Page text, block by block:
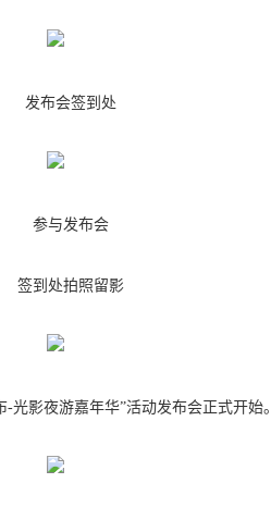
发布会签到处
参与发布会
签到处拍照留影
光影夜游嘉年华”活动发布会正式开始。